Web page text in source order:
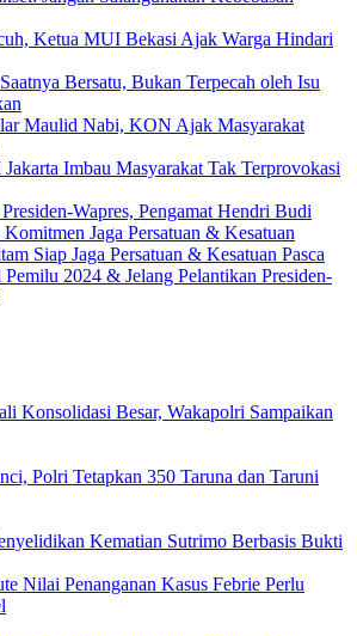
Ketua MUI Bekasi Ajak Warga Hindari
Bersatu, Bukan Terpecah oleh Isu
Maulid Nabi, KON Ajak Masyarakat
Imbau Masyarakat Tak Terprovokasi
Wapres, Pengamat Hendri Budi
Komitmen Jaga Persatuan & Kesatuan
Siap Jaga Persatuan & Kesatuan Pasca
Pemilu 2024 & Jelang Pelantikan Presiden-
Konsolidasi Besar, Wakapolri Sampaikan
Polri Tetapkan 350 Taruna dan Taruni
Kematian Sutrimo Berbasis Bukti
Nilai Penanganan Kasus Febrie Perlu